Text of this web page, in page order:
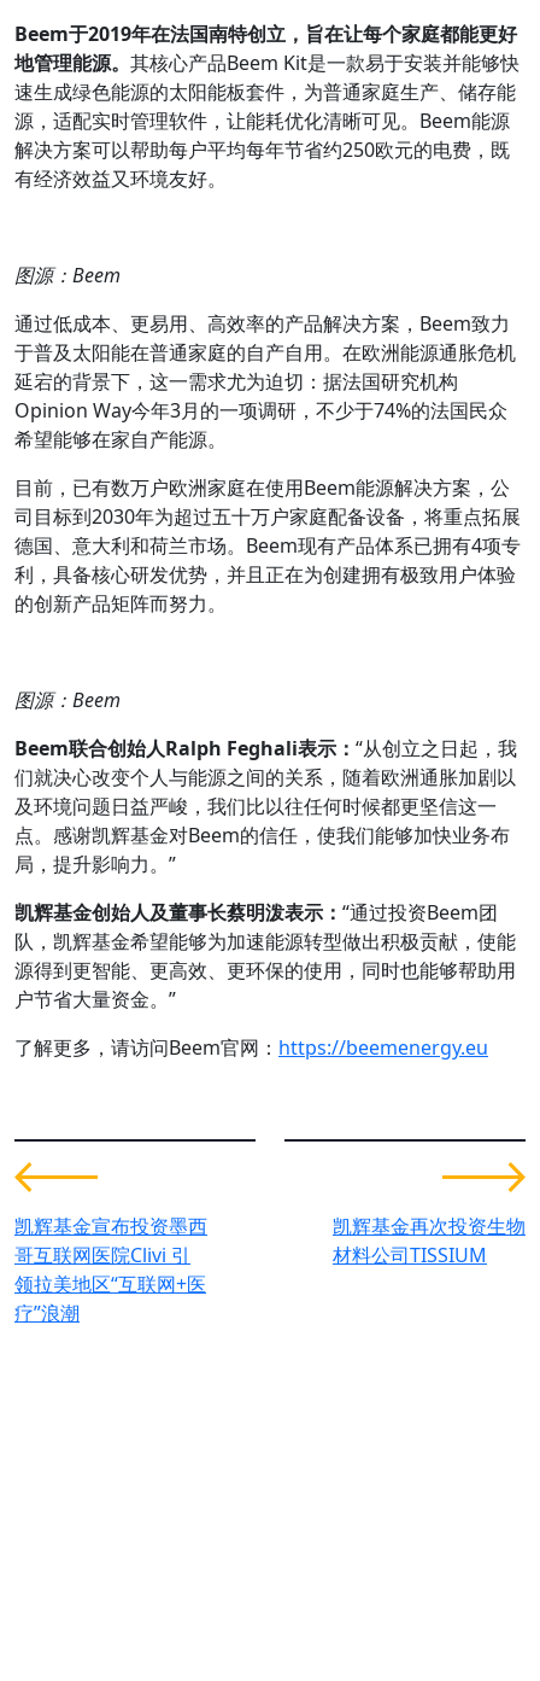
Beem于2019年在法国南特创立，旨在让每个家庭都能更好
地管理能源。 其核心产品Beem Kit是一款易于安装并能够快
速生成绿色能源的太阳能板套件，为普通家庭生产、储存能
源，适配实时管理软件，让能耗优化清晰可见。Beem能源
解决方案可以帮助每户平均每年节省约250欧元的电费，既
有经济效益又环境友好。
图源：Beem
通过低成本、更易用、高效率的产品解决方案，Beem致力
于普及太阳能在普通家庭的自产自用。在欧洲能源通胀危机
延宕的背景下，这一需求尤为迫切：据法国研究机构
Opinion Way今年3月的一项调研，不少于74%的法国民众
希望能够在家自产能源。
目前，已有数万户欧洲家庭在使用Beem能源解决方案，公
司目标到2030年为超过五十万户家庭配备设备，将重点拓展
德国、意大利和荷兰市场。Beem现有产品体系已拥有4项专
利，具备核心研发优势，并且正在为创建拥有极致用户体验
的创新产品矩阵而努力。
图源：Beem
Beem联合创始人Ralph Feghali表示： “从创立之日起，我
们就决心改变个人与能源之间的关系，随着欧洲通胀加剧以
及环境问题日益严峻，我们比以往任何时候都更坚信这一
点。感谢凯辉基金对Beem的信任，使我们能够加快业务布
局，提升影响力。”
凯辉基金创始人及董事长蔡明泼表示： “通过投资Beem团
队，凯辉基金希望能够为加速能源转型做出积极贡献，使能
源得到更智能、更高效、更环保的使用，同时也能够帮助用
户节省大量资金。”
了解更多，请访问Beem官网： https://beemenergy.eu
凯辉基金宣布投资墨西
哥互联网医院Clivi 引
领拉美地区“互联网+医
疗”浪潮
凯辉基金再次投资生物
材料公司TISSIUM